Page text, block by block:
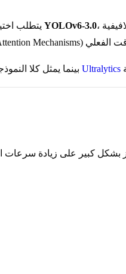
يتطلب YOLOv6-3.0، وهي شبكة عصبية تلافيفية (CNN) بمستوى صناعي مصممة
بينما يمثل كلا منصة Ultralytics